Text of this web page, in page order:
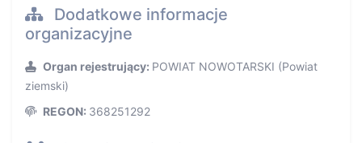
Dodatkowe informacje
organizacyjne
Organ rejestrujący: POWIAT NOWOTARSKI (Powiat
ziemski)
REGON: 368251292